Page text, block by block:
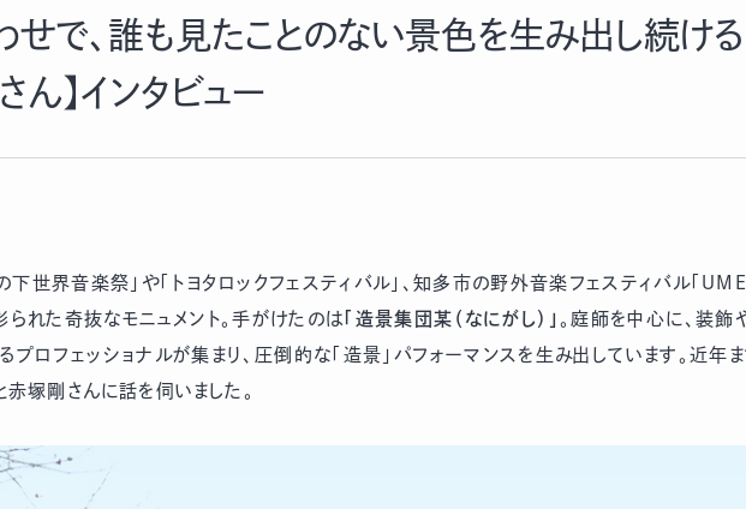
で、誰も見たことのない景色を生み出し続け
ん】インタビュー
下世界音楽祭」や「トヨタロックフェスティバル」、知多市の野外音楽フェスティバル「
れた奇抜なモニュメント。手がけたのは 「造景集団某（なにがし）」 。庭師を中心に、装飾
ロフェッショナルが集まり、圧倒的な「造景」パフォーマンスを生み出しています。近年
塚剛さんに話を伺いました。